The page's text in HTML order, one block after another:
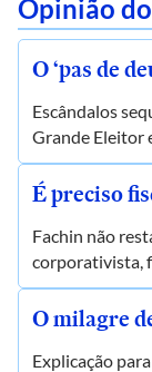
Opinião
O ‘pas de
Escândalos
Grande Eleitor
É preciso
Fachin não
corporativista,
O milagre
Explicação